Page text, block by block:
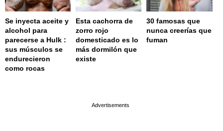
Se inyecta aceite y
alcohol para
parecerse a Hulk :
sus músculos se
endurecieron
como rocas
Esta cachorra de
zorro rojo
domesticado es lo
más dormilón que
existe
30 famosas que
nunca creerías que
fuman